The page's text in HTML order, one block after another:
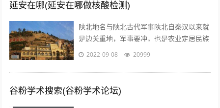
延安在哪(延安在哪做核酸检测)
陕北地名与陕北古代军事陕北自秦汉以来就
是边关重地，军事要冲，也是农业定居民族
与游牧民族互相争夺的要地。历代统治者为
2022-09-08 20999
谷粉学术搜索(谷粉学术论坛)